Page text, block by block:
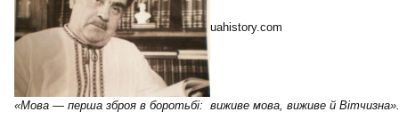
uahistory.com
«Мова — перша зброя в боротьбі: виживе мова, виживе й Вітчизна».